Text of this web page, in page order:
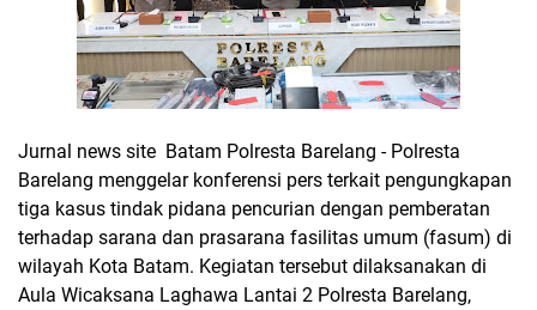
Jurnal news site Batam Polresta Barelang - Polresta
Barelang menggelar konferensi pers terkait pengungkapan
tiga kasus tindak pidana pencurian dengan pemberatan
terhadap sarana dan prasarana fasilitas umum (fasum) di
wilayah Kota Batam. Kegiatan tersebut dilaksanakan di
Aula Wicaksana Laghawa Lantai 2 Polresta Barelang,